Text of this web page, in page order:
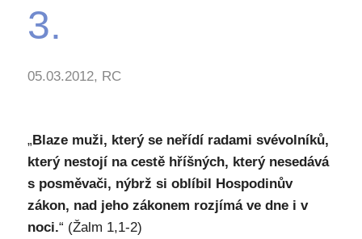
3.
05.03.2012, RC
„Blaze muži, který se neřídí radami svévolníků,
který nestojí na cestě hříšných, který nesedává
s posměvači, nýbrž si oblíbil Hospodinův
zákon, nad jeho zákonem rozjímá ve dne i v
noci.“ (Žalm 1,1-2)